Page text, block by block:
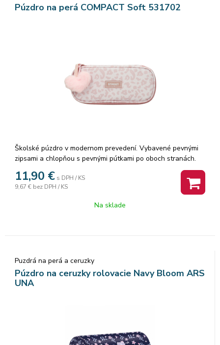
Púzdro na perá COMPACT Soft 531702
Školské púzdro v modernom prevedení. Vybavené pevnými
zipsami a chlopňou s pevnými pútkami po oboch stranách.
Pod chlopňou je miesto pre volné uloženie písacích potrieb či
iných drobností. Vhodné pre školákov na 2. stupni a starších
študentov. Puzdro je ľahko umývateľné.Rozmer: 22x10x5cm.
11,90 € s DPH / KS
9,67 € bez DPH / KS
Na sklade
Puzdrá na perá a ceruzky
Púzdro na ceruzky rolovacie Navy Bloom ARS
UNA